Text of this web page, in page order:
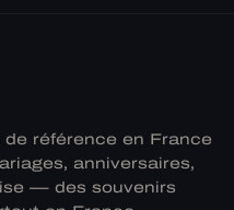
de référence en France
anniversaires,
— des souvenirs